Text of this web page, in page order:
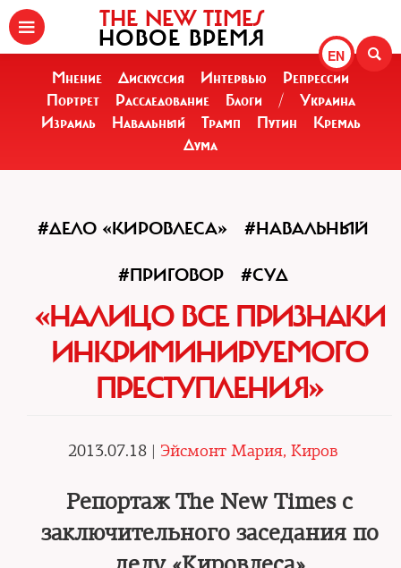
EN
THE NEW TIMES
НОВОЕ ВРЕМЯ
Мнение Дискуссия Интервью
Репрессии
Портрет
Расследование Блоги /
Украина
Израиль
Навальный Трамп Путин
Кремль
Дума
#ДЕЛО «КИРОВЛЕСА» #НАВАЛЬНЫЙ
#ПРИГОВОР #СУД
«НАЛИЦО ВСЕ ПРИЗНАКИ
ИНКРИМИНИРУЕМОГО
ПРЕСТУПЛЕНИЯ»
2013.07.18 | Эйсмонт Мария, Киров
Репортаж The New Times с
заключительного заседания по